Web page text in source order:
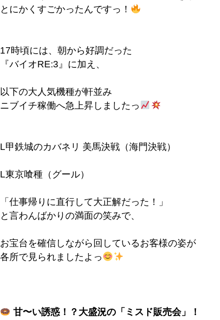
とにかくすごかったんですっ！
17時頃には、朝から好調だった
『バイオRE:3』に加え、
以下の大人気機種が軒並み
ニブイチ稼働へ急上昇しましたっ
L甲鉄城のカバネリ 美馬決戦（海門決戦）
L東京喰種（グール）
「仕事帰りに直行して大正解だった！」
と言わんばかりの満面の笑みで、
お宝台を確信しながら回しているお客様の姿が
各所で見られましたよっ
甘〜い誘惑！？大盛況の「ミスド販売会」！